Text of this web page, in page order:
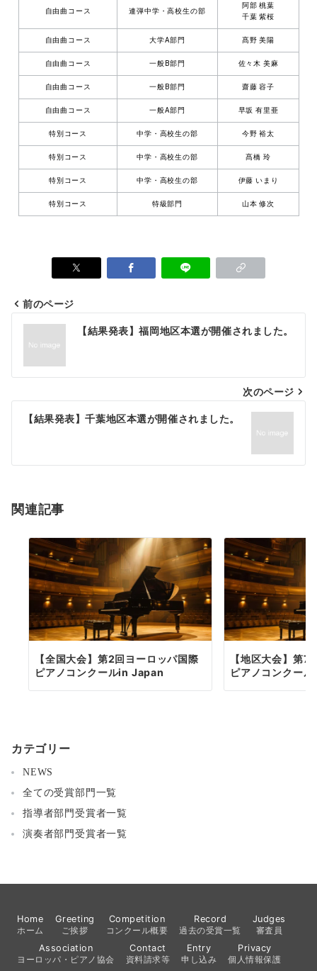
自由曲コース 連弾中学・高校生の部
阿部 桃葉
千葉 紫桜
自由曲コース 大学A部門 髙野 美陽
自由曲コース 一般B部門 佐々木 美麻
自由曲コース 一般B部門 齋藤 容子
自由曲コース 一般A部門 早坂 有里亜
特別コース 中学・高校生の部 今野 裕太
特別コース 中学・高校生の部 髙橋 玲
特別コース 中学・高校生の部 伊藤 いまり
特別コース 特級部門 山本 修次
前のページ
【結果発表】福岡地区本選が開催されました。
次のページ
【結果発表】千葉地区本選が開催されました。
関連記事
【全国大会】第2回ヨーロッパ国際
ピアノコンクールin Japan
【地区大会】第7
ピアノコンクー
カテゴリー
NEWS
全ての受賞部門一覧
指導者部門受賞者一覧
演奏者部門受賞者一覧
Home
ホーム
Greeting
ご挨拶
Competition
コンクール概要
Record
過去の受賞一覧
Judges
審査員
Association
ヨーロッパ・ピアノ協会
Contact
資料請求等
Entry
申し込み
Privacy
個人情報保護